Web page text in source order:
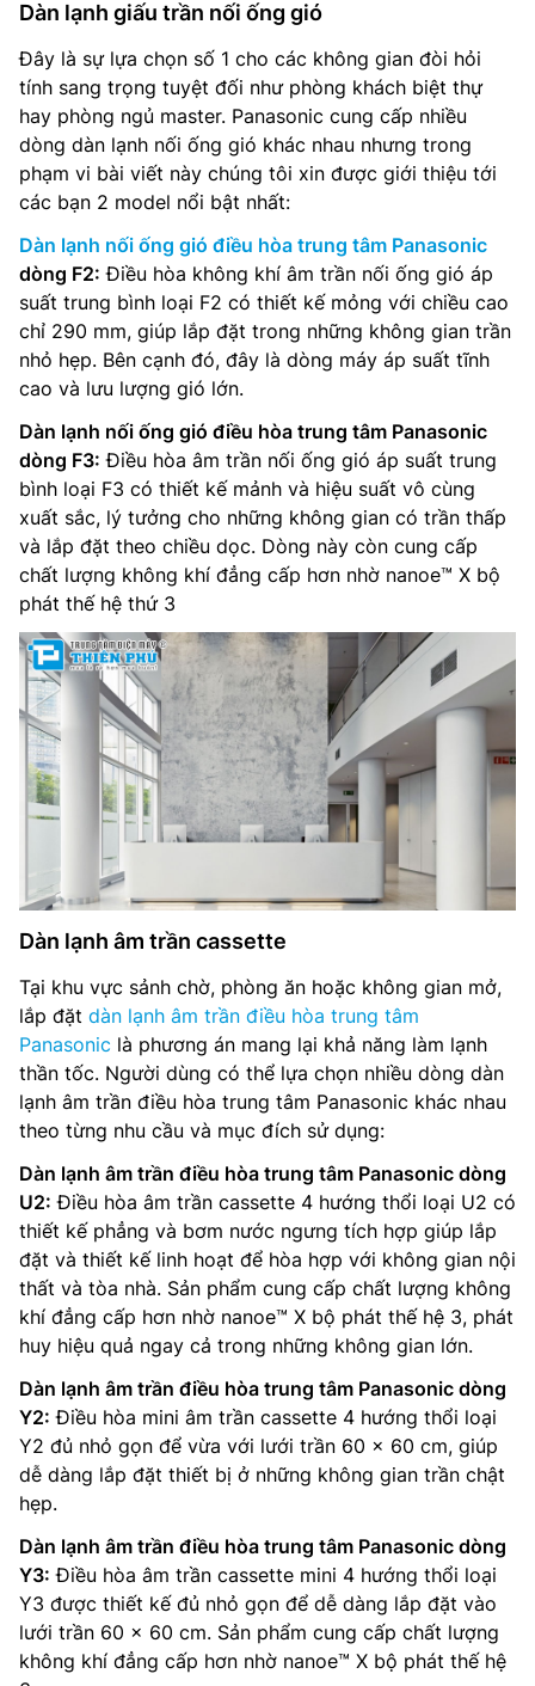
Dàn lạnh giấu trần nối ống gió
Đây là sự lựa chọn số 1 cho các không gian đòi hỏi
tính sang trọng tuyệt đối như phòng khách biệt thự
hay phòng ngủ master. Panasonic cung cấp nhiều
dòng dàn lạnh nối ống gió khác nhau nhưng trong
phạm vi bài viết này chúng tôi xin được giới thiệu tới
các bạn 2 model nổi bật nhất:
Dàn lạnh nối ống gió điều hòa trung tâm Panasonic
dòng F2: Điều hòa không khí âm trần nối ống gió áp
suất trung bình loại F2 có thiết kế mỏng với chiều cao
chỉ 290 mm, giúp lắp đặt trong những không gian trần
nhỏ hẹp. Bên cạnh đó, đây là dòng máy áp suất tĩnh
cao và lưu lượng gió lớn.
Dàn lạnh nối ống gió điều hòa trung tâm Panasonic
dòng F3: Điều hòa âm trần nối ống gió áp suất trung
bình loại F3 có thiết kế mảnh và hiệu suất vô cùng
xuất sắc, lý tưởng cho những không gian có trần thấp
và lắp đặt theo chiều dọc. Dòng này còn cung cấp
chất lượng không khí đẳng cấp hơn nhờ nanoe™ X bộ
phát thế hệ thứ 3
Dàn lạnh âm trần cassette
Tại khu vực sảnh chờ, phòng ăn hoặc không gian mở,
lắp đặt dàn lạnh âm trần điều hòa trung tâm
Panasonic là phương án mang lại khả năng làm lạnh
thần tốc. Người dùng có thể lựa chọn nhiều dòng dàn
lạnh âm trần điều hòa trung tâm Panasonic khác nhau
theo từng nhu cầu và mục đích sử dụng:
Dàn lạnh âm trần điều hòa trung tâm Panasonic dòng
U2: Điều hòa âm trần cassette 4 hướng thổi loại U2 có
thiết kế phẳng và bơm nước ngưng tích hợp giúp lắp
đặt và thiết kế linh hoạt để hòa hợp với không gian nội
thất và tòa nhà. Sản phẩm cung cấp chất lượng không
khí đẳng cấp hơn nhờ nanoe™ X bộ phát thế hệ 3, phát
huy hiệu quả ngay cả trong những không gian lớn.
Dàn lạnh âm trần điều hòa trung tâm Panasonic dòng
Y2: Điều hòa mini âm trần cassette 4 hướng thổi loại
Y2 đủ nhỏ gọn để vừa với lưới trần 60 x 60 cm, giúp
dễ dàng lắp đặt thiết bị ở những không gian trần chật
hẹp.
Dàn lạnh âm trần điều hòa trung tâm Panasonic dòng
Y3: Điều hòa âm trần cassette mini 4 hướng thổi loại
Y3 được thiết kế đủ nhỏ gọn để dễ dàng lắp đặt vào
lưới trần 60 × 60 cm. Sản phẩm cung cấp chất lượng
không khí đẳng cấp hơn nhờ nanoe™ X bộ phát thế hệ